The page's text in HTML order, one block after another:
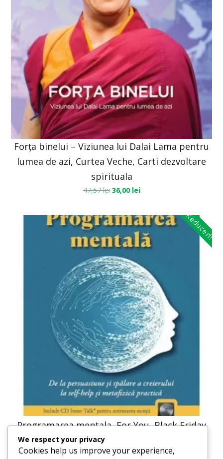
Forța binelui – Viziunea lui Dalai Lama pentru
lumea de azi, Curtea Veche, Carti dezvoltare
spirituala
47,57lei 36,00 lei
Reduceri!
Programarea mentala, For You, Black Friday
41,23lei
We respect your privacy
Cookies help us improve your experience,